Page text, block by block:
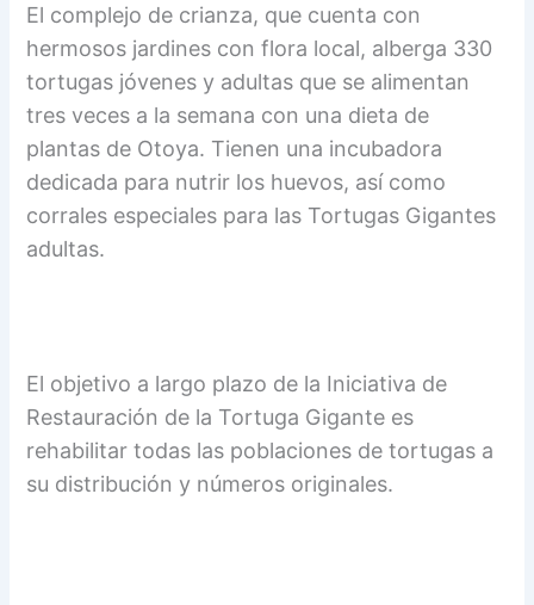
El complejo de crianza, que cuenta con
hermosos jardines con flora local, alberga 330
tortugas jóvenes y adultas que se alimentan
tres veces a la semana con una dieta de
plantas de Otoya. Tienen una incubadora
dedicada para nutrir los huevos, así como
corrales especiales para las Tortugas Gigantes
adultas.
El objetivo a largo plazo de la Iniciativa de
Restauración de la Tortuga Gigante es
rehabilitar todas las poblaciones de tortugas a
su distribución y números originales.